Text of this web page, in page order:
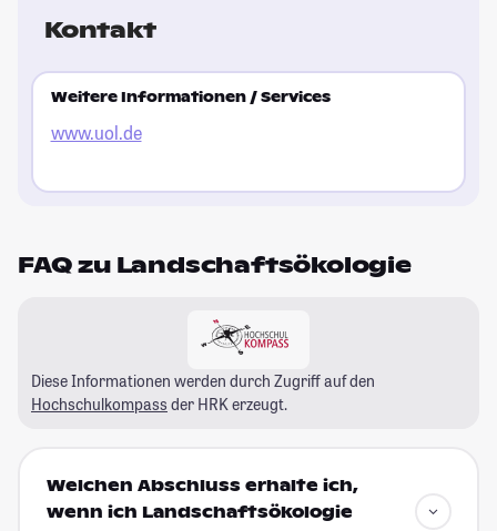
Kontakt
Weitere Informationen / Services
www.uol.de
FAQ zu Landschaftsökologie
Diese Informationen werden durch Zugriff auf den
Hochschulkompass der HRK erzeugt.
Welchen Abschluss erhalte ich,
wenn ich Landschaftsökologie